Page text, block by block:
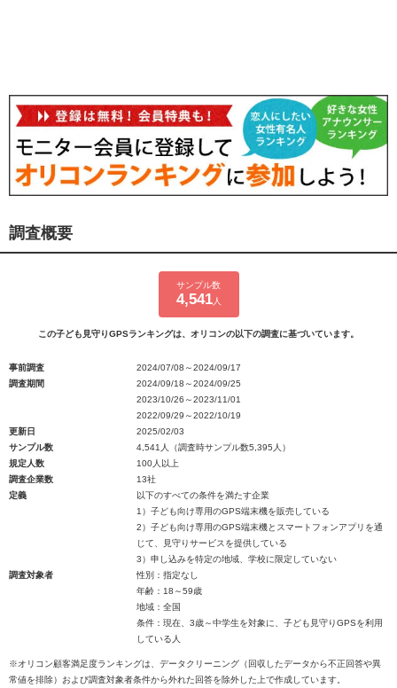
調査概要
サンプル数
4,541人
この子ども見守りGPSランキングは、オリコンの以下の調査に基づいています。
事前調査
2024/07/08～2024/09/17
調査期間
2024/09/18～2024/09/25
2023/10/26～2023/11/01
2022/09/29～2022/10/19
更新日
2025/02/03
サンプル数
4,541人（調査時サンプル数5,395人）
規定人数
100人以上
調査企業数
13社
定義
以下のすべての条件を満たす企業
1）子ども向け専用のGPS端末機を販売している
2）子ども向け専用のGPS端末機とスマートフォンアプリを通
じて、見守りサービスを提供している
3）申し込みを特定の地域、学校に限定していない
調査対象者
性別：指定なし
年齢：18～59歳
地域：全国
条件：現在、3歳～中学生を対象に、子ども見守りGPSを利用
している人
※オリコン顧客満足度ランキングは、データクリーニング（回収したデータから不正回答や異
常値を排除）および調査対象者条件から外れた回答を除外した上で作成しています。